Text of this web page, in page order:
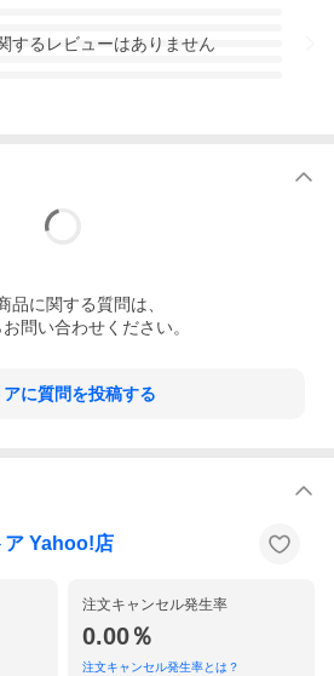
するレビューはありません
品に関する質問は、
問い合わせください。
アに質問を投稿する
ア Yahoo!店
注文キャンセル発生率
0.00％
注文キャンセル発生率とは？